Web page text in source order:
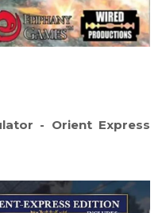
- Orient Express